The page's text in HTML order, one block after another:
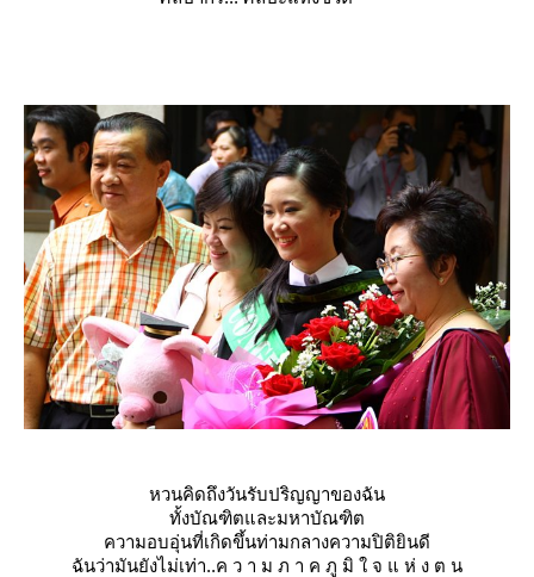
หวนคิดถึงวันรับปริญญาของฉัน
ทั้งบัณฑิตและมหาบัณฑิต
ความอบอุ่นที่เกิดขึ้นท่ามกลางความปิติยินดี
ฉันว่ามันยังไม่เท่า..ค ว า ม ภ า ค ภู มิ ใ จ แ ห่ ง ต น